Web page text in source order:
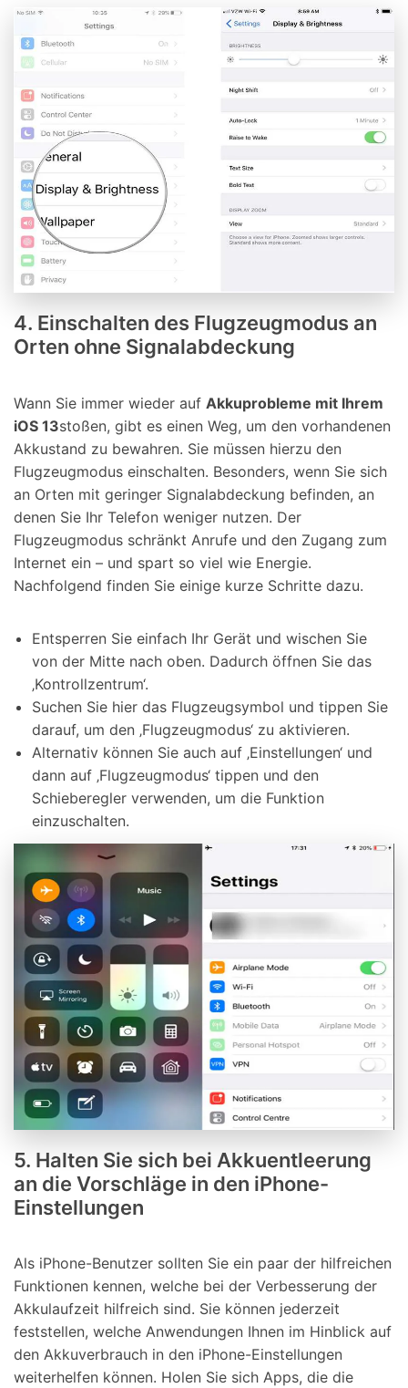
4. Einschalten des Flugzeugmodus an
Orten ohne Signalabdeckung
Wann Sie immer wieder auf Akkuprobleme mit Ihrem
iOS 13stoßen, gibt es einen Weg, um den vorhandenen
Akkustand zu bewahren. Sie müssen hierzu den
Flugzeugmodus einschalten. Besonders, wenn Sie sich
an Orten mit geringer Signalabdeckung befinden, an
denen Sie Ihr Telefon weniger nutzen. Der
Flugzeugmodus schränkt Anrufe und den Zugang zum
Internet ein – und spart so viel wie Energie.
Nachfolgend finden Sie einige kurze Schritte dazu.
Entsperren Sie einfach Ihr Gerät und wischen Sie
von der Mitte nach oben. Dadurch öffnen Sie das
‚Kontrollzentrum‘.
Suchen Sie hier das Flugzeugsymbol und tippen Sie
darauf, um den ‚Flugzeugmodus‘ zu aktivieren.
Alternativ können Sie auch auf ‚Einstellungen‘ und
dann auf ‚Flugzeugmodus‘ tippen und den
Schieberegler verwenden, um die Funktion
einzuschalten.
5. Halten Sie sich bei Akkuentleerung
an die Vorschläge in den iPhone-
Einstellungen
Als iPhone-Benutzer sollten Sie ein paar der hilfreichen
Funktionen kennen, welche bei der Verbesserung der
Akkulaufzeit hilfreich sind. Sie können jederzeit
feststellen, welche Anwendungen Ihnen im Hinblick auf
den Akkuverbrauch in den iPhone-Einstellungen
weiterhelfen können. Holen Sie sich Apps, die die